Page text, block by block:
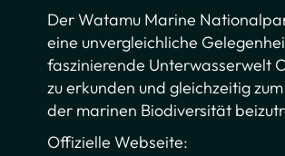
Der Watamu Marine
eine unvergleichliche
faszinierende Unterwasserwelt
zu erkunden und gleichzeitig
der marinen Biodiversität
Offizielle Webseite: